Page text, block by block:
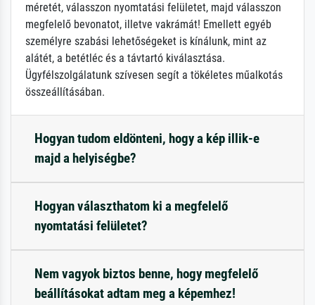
méretét, válasszon nyomtatási felületet, majd válasszon
megfelelő bevonatot, illetve vakrámát! Emellett egyéb
személyre szabási lehetőségeket is kínálunk, mint az
alátét, a betétléc és a távtartó kiválasztása.
Ügyfélszolgálatunk szívesen segít a tökéletes műalkotás
összeállításában.
Hogyan tudom eldönteni, hogy a kép illik-e
majd a helyiségbe?
Hogyan választhatom ki a megfelelő
nyomtatási felületet?
Nem vagyok biztos benne, hogy megfelelő
beállításokat adtam meg a képemhez!